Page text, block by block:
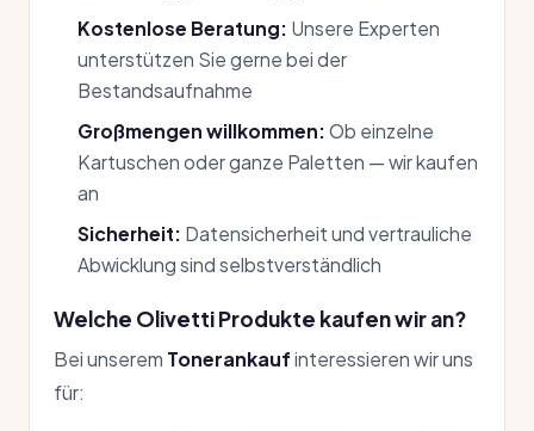
Kostenlose Beratung: Unsere Experten
unterstützen Sie gerne bei der
Bestandsaufnahme
Großmengen willkommen: Ob einzelne
Kartuschen oder ganze Paletten — wir kaufen
an
Sicherheit: Datensicherheit und vertrauliche
Abwicklung sind selbstverständlich
Welche Olivetti Produkte kaufen wir an?
Bei unserem Tonerankaufinteressieren wir uns
für: